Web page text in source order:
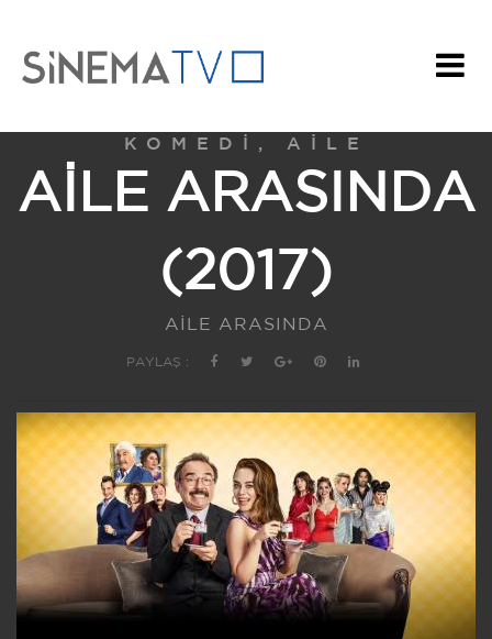
KOMEDI, AILE
AİLE ARASINDA
(2017)
AİLE ARASINDA
PAYLAŞ :